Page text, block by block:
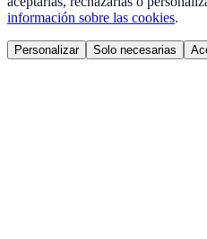
información sobre las cookies.
Personalizar Solo necesarias